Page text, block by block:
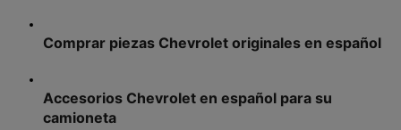
Comprar piezas Chevrolet originales en español
Accesorios Chevrolet en español para su
camioneta